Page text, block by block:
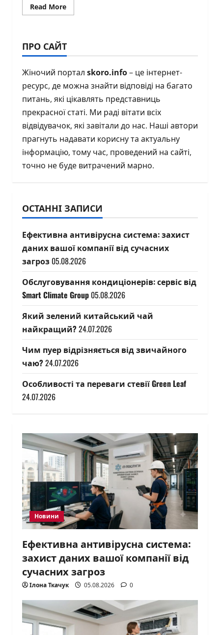
Read MoreRead
more
та
методи
ПРО САЙТ
Жіночий портал skoro.info– це інтернет-
ресурс, де можна знайти відповіді на багато
питань, які цікавлять представниць
прекрасної статі. Ми раді вітати всіх
відвідувачок, які завітали до нас. Наші автори
прагнуть надавати корисну та актуальну
інформацію, тому час, проведений на сайті,
точно не буде витрачений марно.
ОСТАННІ ЗАПИСИ
Ефективна антивірусна система: захист
даних вашої компанії від сучасних
загроз 05.08.2026
Обслуговування кондиціонерів: сервіс від
Smart Climate Group 05.08.2026
Який зелений китайський чай
найкращий?24.07.2026
Чим пуер відрізняється від звичайного
чаю?24.07.2026
Особливості та переваги стевії Green Leaf
24.07.2026
Новини
Ефективна антивірусна система:
захист даних вашої компанії від
сучасних загроз
Ілона Ткачук 05.08.2026 0